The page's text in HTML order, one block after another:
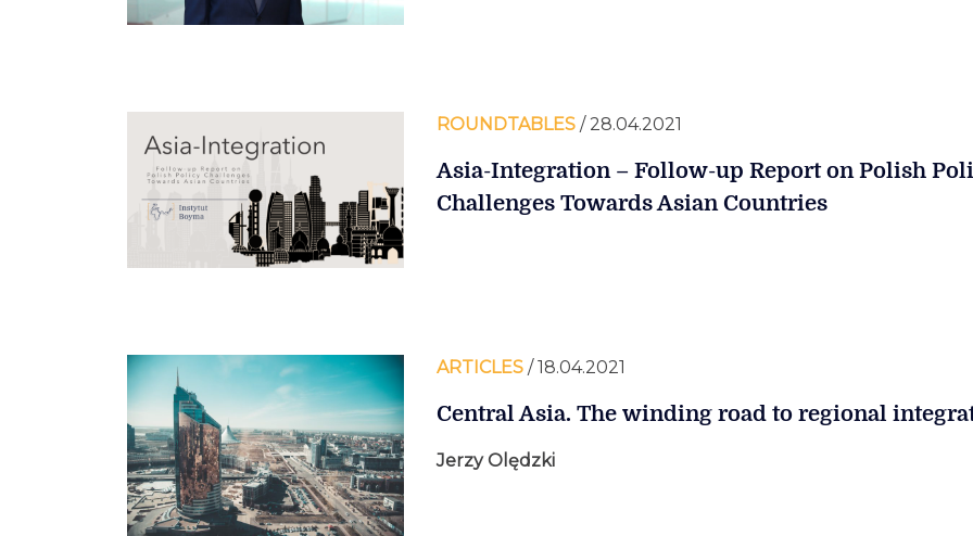
ROUNDTABLES / 28.04.2021
Asia-Integration – Follow-up Report on Polish
Challenges Towards Asian Countries
ARTICLES / 18.04.2021
Central Asia. The winding road to regional
Jerzy Olędzki